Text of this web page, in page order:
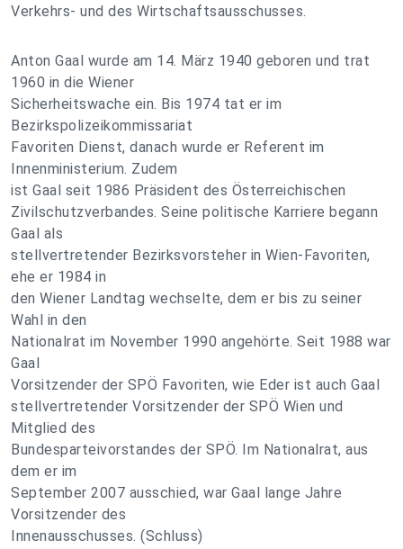
Verkehrs- und des Wirtschaftsausschusses.
Anton Gaal wurde am 14. März 1940 geboren und trat
1960 in die Wiener
Sicherheitswache ein. Bis 1974 tat er im
Bezirkspolizeikommissariat
Favoriten Dienst, danach wurde er Referent im
Innenministerium. Zudem
ist Gaal seit 1986 Präsident des Österreichischen
Zivilschutzverbandes. Seine politische Karriere begann
Gaal als
stellvertretender Bezirksvorsteher in Wien-Favoriten,
ehe er 1984 in
den Wiener Landtag wechselte, dem er bis zu seiner
Wahl in den
Nationalrat im November 1990 angehörte. Seit 1988 war
Gaal
Vorsitzender der SPÖ Favoriten, wie Eder ist auch Gaal
stellvertretender Vorsitzender der SPÖ Wien und
Mitglied des
Bundesparteivorstandes der SPÖ. Im Nationalrat, aus
dem er im
September 2007 ausschied, war Gaal lange Jahre
Vorsitzender des
Innenausschusses. (Schluss)